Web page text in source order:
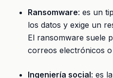
Ransomware: es un
los datos y exige un
El ransomware suele
correos electrónicos
Ingeniería social: es